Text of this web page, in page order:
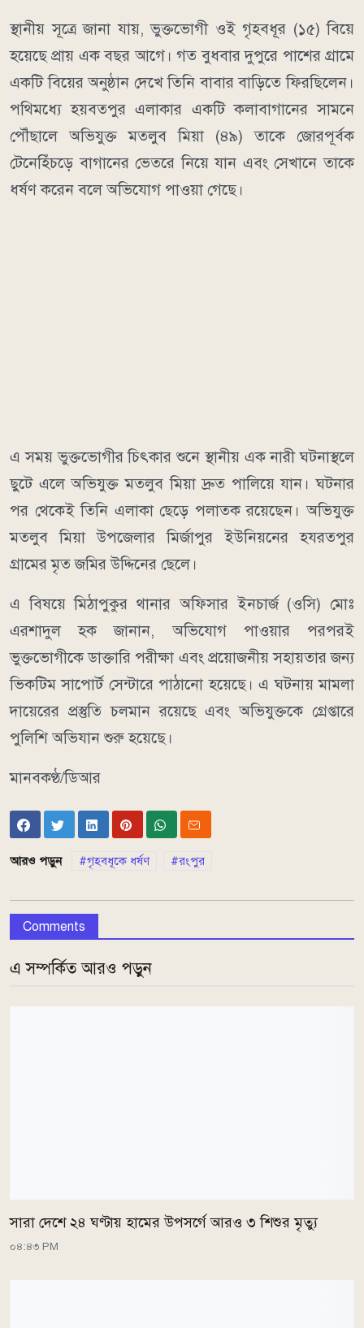
স্থানীয় সূত্রে জানা যায়, ভুক্তভোগী ওই গৃহবধূর (১৫) বিয়ে
হয়েছে প্রায় এক বছর আগে। গত বুধবার দুপুরে পাশের গ্রামে
একটি বিয়ের অনুষ্ঠান দেখে তিনি বাবার বাড়িতে ফিরছিলেন।
পথিমধ্যে হয়বতপুর এলাকার একটি কলাবাগানের সামনে
পৌঁছালে অভিযুক্ত মতলুব মিয়া (৪৯) তাকে জোরপূর্বক
টেনেহিঁচড়ে বাগানের ভেতরে নিয়ে যান এবং সেখানে তাকে
ধর্ষণ করেন বলে অভিযোগ পাওয়া গেছে।
এ সময় ভুক্তভোগীর চিৎকার শুনে স্থানীয় এক নারী ঘটনাস্থলে
ছুটে এলে অভিযুক্ত মতলুব মিয়া দ্রুত পালিয়ে যান। ঘটনার
পর থেকেই তিনি এলাকা ছেড়ে পলাতক রয়েছেন। অভিযুক্ত
মতলুব মিয়া উপজেলার মির্জাপুর ইউনিয়নের হযরতপুর
গ্রামের মৃত জমির উদ্দিনের ছেলে।
এ বিষয়ে মিঠাপুকুর থানার অফিসার ইনচার্জ (ওসি) মোঃ
এরশাদুল হক জানান, অভিযোগ পাওয়ার পরপরই
ভুক্তভোগীকে ডাক্তারি পরীক্ষা এবং প্রয়োজনীয় সহায়তার জন্য
ভিকটিম সাপোর্ট সেন্টারে পাঠানো হয়েছে। এ ঘটনায় মামলা
দায়েরের প্রস্তুতি চলমান রয়েছে এবং অভিযুক্তকে গ্রেপ্তারে
পুলিশি অভিযান শুরু হয়েছে।
মানবকণ্ঠ/ডিআর
আরও পড়ুন গৃহবধূকে ধর্ষণ রংপুর
Comments
এ সম্পর্কিত আরও পড়ুন
সারা দেশে ২৪ ঘণ্টায় হামের উপসর্গে আরও ৩ শিশুর মৃত্যু
০৪:৪৩ PM